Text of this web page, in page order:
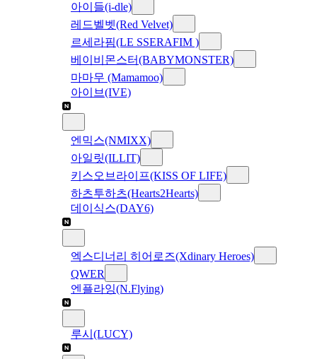
아이들(i-dle)
레드벨벳(Red Velvet)
르세라핌(LE SSERAFIM )
베이비몬스터(BABYMONSTER)
마마무 (Mamamoo)
아이브(IVE)
엔믹스(NMIXX)
아일릿(ILLIT)
키스오브라이프(KISS OF LIFE)
하츠투하츠(Hearts2Hearts)
데이식스(DAY6)
엑스디너리 히어로즈(Xdinary Heroes)
QWER
엔플라잉(N.Flying)
루시(LUCY)